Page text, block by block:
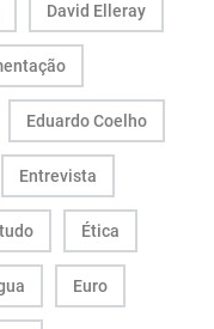
David Elleray
Eduardo Coelho
Entrevista
Ética
Euro